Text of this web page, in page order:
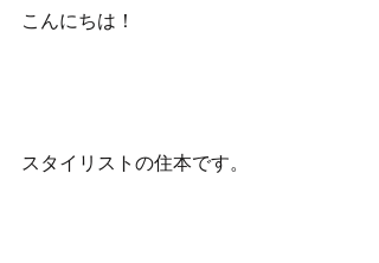
こんにちは！
スタイリストの住本です。